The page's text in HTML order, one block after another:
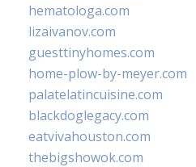
hematologa.com
lizaivanov.com
guesttinyhomes.com
home-plow-by-meyer.com
palatelatincuisine.com
blackdoglegacy.com
eatvivahouston.com
thebigshowok.com